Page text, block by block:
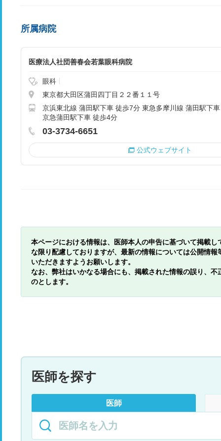
所属病院
医療法人社団善春会若葉眼科病院
眼科
東京都大田区蒲田四丁目２２番１１号
京浜東北線 蒲田駅下車 徒歩7分 東急多摩川線 蒲田駅下
京急蒲田駅下車 徒歩4分
03-3734-6651
公式ウェブサイト
本ページにおける情報は、医師本人の申告に基づいて掲載
な限り配慮しておりますが、最新の情報については公開情
いただきますようお願いします。
なお、弊社はいかなる場合にも、掲載された情報の誤り、
のとします。
医師を探す
医師